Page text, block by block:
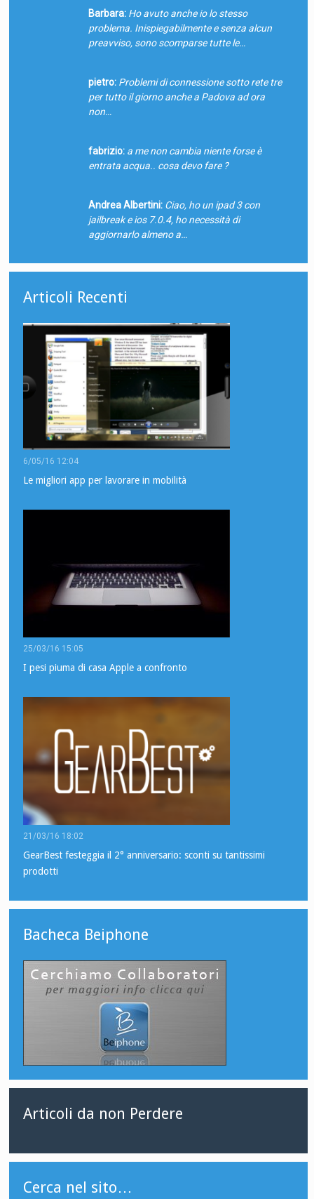
Barbara: Ho avuto anche io lo stesso
problema. Inispiegabilmente e senza alcun
preavviso, sono scomparse tutte le…
pietro: Problemi di connessione sotto rete tre
per tutto il giorno anche a Padova ad ora
non…
fabrizio: a me non cambia niente forse è
entrata acqua.. cosa devo fare ?
Andrea Albertini: Ciao, ho un ipad 3 con
jailbreak e ios 7.0.4, ho necessità di
aggiornarlo almeno a…
Articoli Recenti
6/05/16 12:04
Le migliori app per lavorare in mobilità
25/03/16 15:05
I pesi piuma di casa Apple a confronto
21/03/16 18:02
GearBest festeggia il 2° anniversario: sconti su tantissimi
prodotti
Bacheca Beiphone
Articoli da non Perdere
Cerca nel sito…